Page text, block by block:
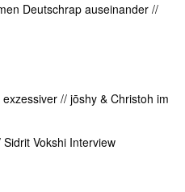
Deutschrap auseinander //
// jōshy & Christoh im
Vokshi Interview